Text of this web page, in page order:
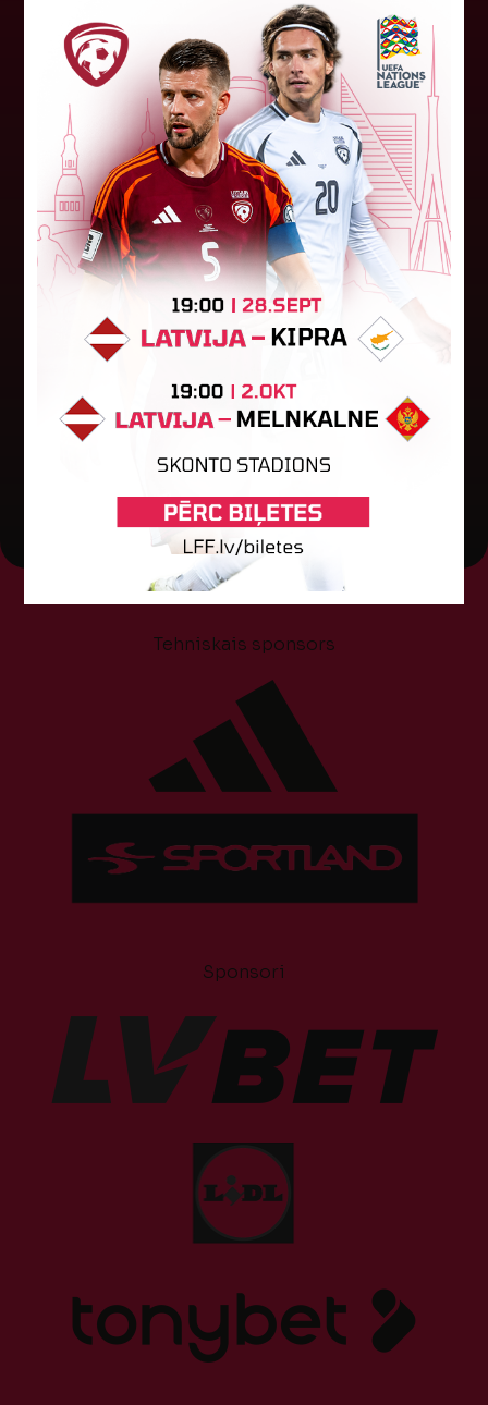
"Riga FC Women" liek kārtīgi
pasvīst dānietēm
Latvijas čempions sieviešu futbolā "Riga FC
Women" trešdien aizvadīja UEFA Čempionu līgas
kvalifikācijas otrās kārtas pusfināla spēli Dānijā
pret "HB Køge". Cīņā pret...
Tehniskais sponsors
Sponsori